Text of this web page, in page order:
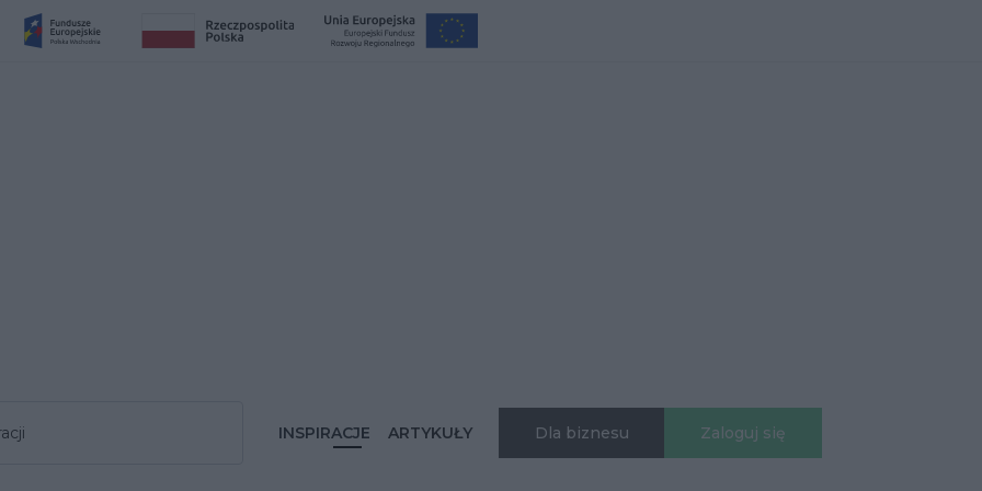
INSPIRACJE ARTYKUŁY Dla biznesu Zaloguj się